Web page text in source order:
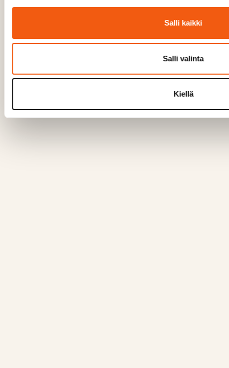
Salli kaikki
Salli valinta
Kiellä